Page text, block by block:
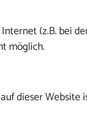
(z.B. bei
möglich.
dieser Website